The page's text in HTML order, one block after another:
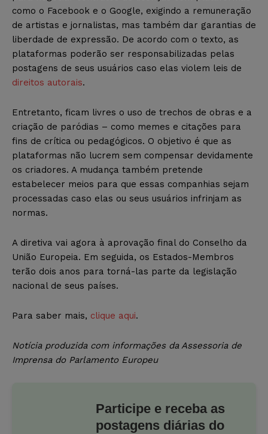
como o Facebook e o Google, exigindo a remuneração
de artistas e jornalistas, mas também dar garantias de
liberdade de expressão. De acordo com o texto, as
plataformas poderão ser responsabilizadas pelas
postagens de seus usuários caso elas violem leis de
direitos autorais.
Entretanto, ficam livres o uso de trechos de obras e a
criação de paródias – como memes e citações para
fins de crítica ou pedagógicos. O objetivo é que as
plataformas não lucrem sem compensar devidamente
os criadores. A mudança também pretende
estabelecer meios para que essas companhias sejam
processadas caso elas ou seus usuários infrinjam as
normas.
A diretiva vai agora à aprovação final do Conselho da
União Europeia. Em seguida, os Estados-Membros
terão dois anos para torná-las parte da legislação
nacional de seus países.
Para saber mais, clique aqui.
Notícia produzida com informações da Assessoria de
Imprensa do Parlamento Europeu
Participe e receba as
postagens diárias do